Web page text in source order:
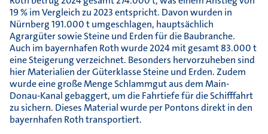
19 % im Vergleich zu 2023 entspricht. Davon wurden in
Nürnberg 191.000 t umgeschlagen, hauptsächlich
Agrargüter sowie Steine und Erden für die Baubranche.
Auch im bayernhafen Roth wurde 2024 mit gesamt 83.000 t
eine Steigerung verzeichnet. Besonders hervorzuheben sind
hier Materialien der Güterklasse Steine und Erden. Zudem
wurde eine große Menge Schlammgut aus dem Main-
Donau-Kanal gebaggert, um die Fahrtiefe für die Schifffahrt
zu sichern. Dieses Material wurde per Pontons direkt in den
bayernhafen Roth transportiert.